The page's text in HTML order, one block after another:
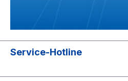
Service-Hotline